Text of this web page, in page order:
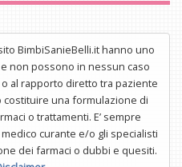
BimbiSanieBelli.it hanno uno
non possono in nessun caso
al rapporto diretto tra paziente
una formulazione di
o trattamenti. E’ sempre
curante e/o gli specialisti
dei farmaci o dubbi e quesiti.